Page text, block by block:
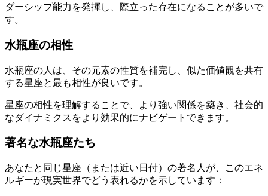
ダーシップ能力を発揮し、際立った存在になることが多いで
す。
水瓶座の相性
水瓶座の人は、その元素の性質を補完し、似た価値観を共有
する星座と最も相性が良いです。
星座の相性を理解することで、より強い関係を築き、社会的
なダイナミクスをより効果的にナビゲートできます。
著名な水瓶座たち
あなたと同じ星座（または近い日付）の著名人が、このエネ
ルギーが現実世界でどう表れるかを示しています：